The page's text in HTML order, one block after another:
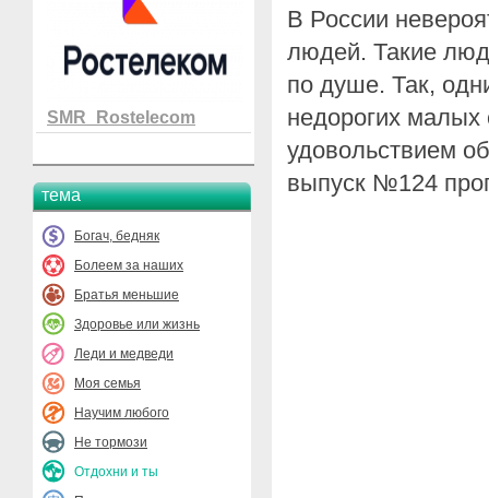
SMR_Rostelecom
тема
Богач, бедняк
Болеем за наших
Братья меньшие
Здоровье или жизнь
Леди и медведи
Моя семья
Научим любого
Не тормози
Отдохни и ты
В России
людей. Такие
по душе. Так,
недорогих малых
удовольствием
выпуск №124